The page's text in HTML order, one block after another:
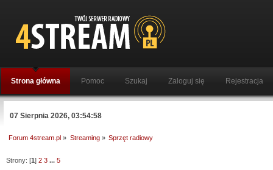
Strona główna Pomoc Szukaj Zaloguj się Rejestracja
07 Sierpnia 2026, 03:54:58
Forum 4stream.pl » Streaming» Sprzęt radiowy
Strony: [1]2 3 ...5